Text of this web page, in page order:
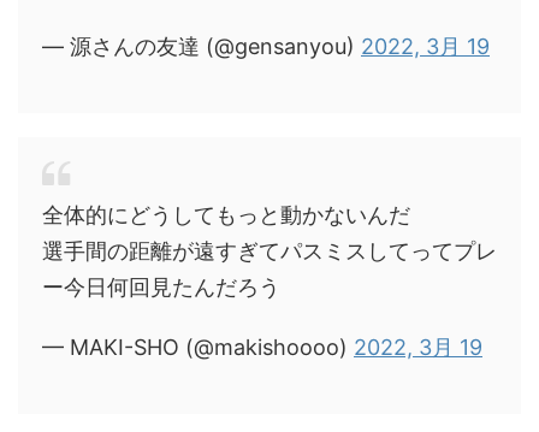
— 源さんの友達 (@gensanyou) 2022, 3月 19
全体的にどうしてもっと動かないんだ
選手間の距離が遠すぎてパスミスしてってプレ
ー今日何回見たんだろう
— MAKI-SHO (@makishoooo) 2022, 3月 19